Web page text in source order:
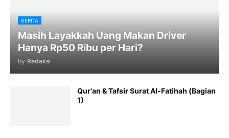
BERITA
Masih Layakkah Uang Makan Driver
Hanya Rp50 Ribu per Hari?
by Redaksi
Qur'an & Tafsir Surat Al-Fatihah (Bagian
1)